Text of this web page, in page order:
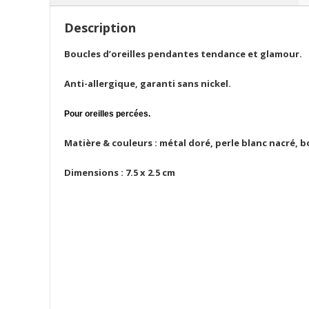
Description
Boucles d’oreilles pendantes tendance et glamour.
Anti-allergique, garanti sans nickel.
Pour oreilles percées.
Matière & couleurs : métal doré, perle blanc nacré,
Dimensions : 7.5 x 2.5 cm